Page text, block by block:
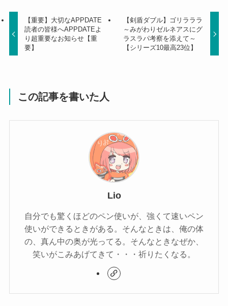
【重要】大切なAPPDATE
読者の皆様へAPPDATEよ
り超重要なお知らせ【重
要】
【剣盾ダブル】ゴリラララ
～みがわりゼルネアスにグ
ラスラパ考察を添えて～
【シリーズ10最高23位】
この記事を書いた人
Lio
自分でも驚くほどのペン使いが、強くて速いペン
使いができるときがある。そんなときは、俺の体
の、真ん中の奥が光ってる。そんなときなぜか、
笑いがこみあげてきて・・・祈りたくなる。